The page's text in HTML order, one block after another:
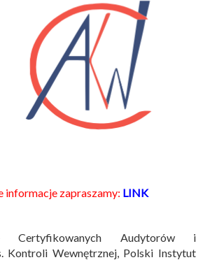
informacje zapraszamy: LINK
Certyfikowanych Audytorów i
Kontroli Wewnętrznej, Polski Instytut